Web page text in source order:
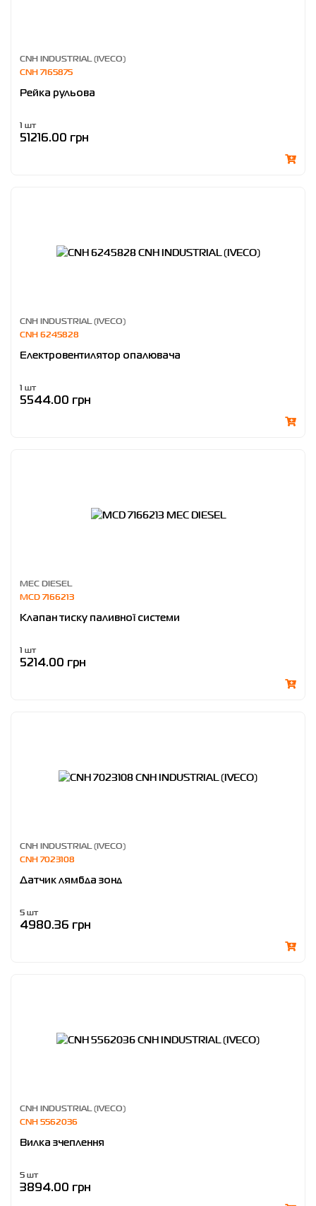
CNH INDUSTRIAL (IVECO)
CNH 7165875
Рейка рульова
1 шт
51216.00 грн
CNH INDUSTRIAL (IVECO)
CNH 6245828
Електровентилятор опалювача
1 шт
5544.00 грн
MEC DIESEL
MCD 7166213
Клапан тиску паливної системи
1 шт
5214.00 грн
CNH INDUSTRIAL (IVECO)
CNH 7023108
Датчик лямбда зонд
5 шт
4980.36 грн
CNH INDUSTRIAL (IVECO)
CNH 5562036
Вилка зчеплення
5 шт
3894.00 грн